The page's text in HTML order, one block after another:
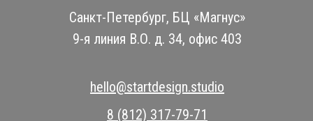
Санкт-Петербург, БЦ «Магнус»
9-я линия В.О. д. 34, офис 403
8 (812) 317-79-71
hello@startdesign.studio